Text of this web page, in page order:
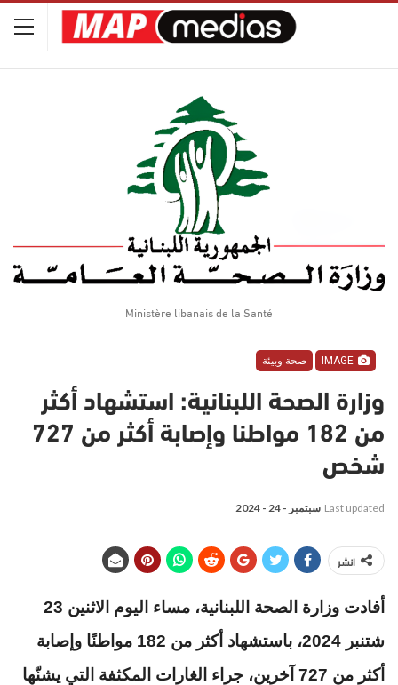
Ministère libanais de la Santé
صحة وبيئة
وزارة الصحة اللبنانية: استشهاد أكثر
من 182 مواطنا وإصابة أكثر من 727
شخص
Last updated سبتمبر - 24 - 2024
انشر
أفادت وزارة الصحة اللبنانية، مساء اليوم الاثنين 23
شتنبر 2024، باستشهاد أكثر من 182 مواطنًا وإصابة
أكثر من 727 آخرين، جراء الغارات المكثفة التي يشنّها